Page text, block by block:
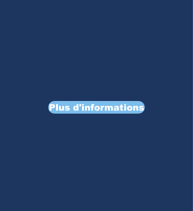
Plus d'informations